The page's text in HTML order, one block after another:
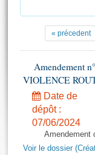
Projets de loi
Propositions de loi
Amendements
Textes adoptés
Rapports
Documents
( Constitution |
Juniors
Anciennes
La
Contacts et
Photos libres
« précedent
Amendement
VIOLENCE
Date de
dépôt :
07/06/2024
Amendement
Voir le dossier